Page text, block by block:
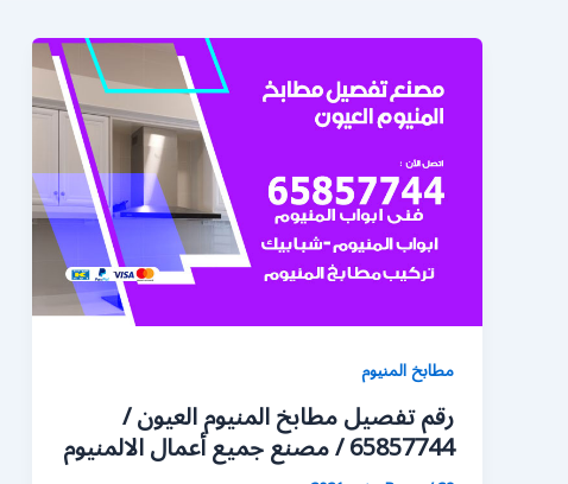
مطابخ المنيوم
رقم تفصيل مطابخ المنيوم العيون /
65857744 / مصنع جميع أعمال الالمنيوم